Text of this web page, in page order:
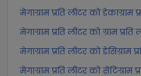
मेगाग्राम प्रति लीटर को डेकाग्राम
मेगाग्राम प्रति लीटर को ग्राम
मेगाग्राम प्रति लीटर को डेसिग्राम
मेगाग्राम प्रति लीटर को सेंटिग्राम